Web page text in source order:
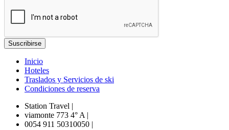
Inicio
Hoteles
Traslados y Servicios de ski
Condiciones de reserva
Station Travel |
viamonte 773 4° A |
0054 911 50310050 |